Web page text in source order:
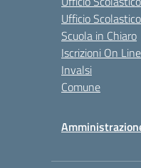
Ufficio
Scuola in Chiaro
Iscrizioni On Line
Invalsi
Comune